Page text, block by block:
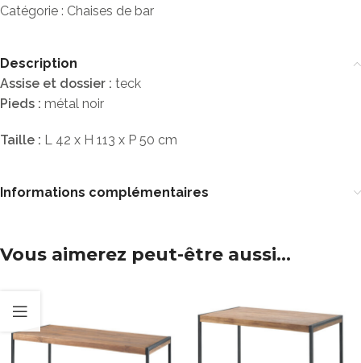
Catégorie : Chaises de bar
Description
Assise et dossier : teck
Pieds : métal noir
Taille : L 42 x H 113 x P 50 cm
Informations complémentaires
Vous aimerez peut-être aussi…